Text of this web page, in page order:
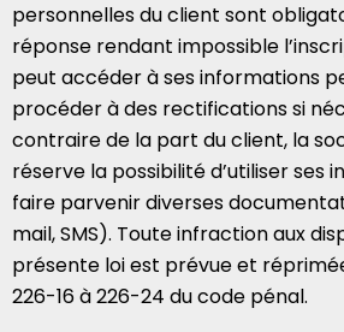
personnelles du client sont
réponse rendant impossible
peut accéder à ses informations
procéder à des rectifications si
contraire de la part du client, la
réserve la possibilité d’utiliser ses
faire parvenir diverses
mail, SMS). Toute infraction aux
présente loi est prévue et
226-16 à 226-24 du code pénal.